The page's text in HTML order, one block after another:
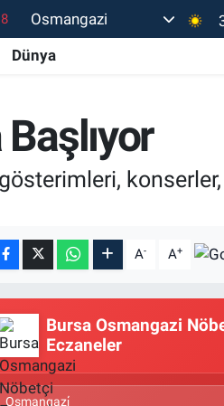
Osmangazi
Dünya
konserler,
A- A+
Bursa Osmangazi
Eczaneler